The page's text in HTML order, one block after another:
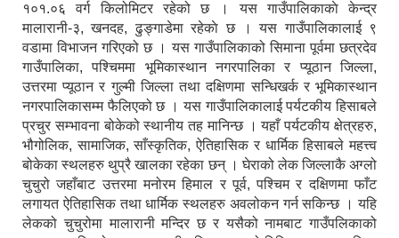
१०१.०६ वर्ग किलोमिटर रहेको छ । यस गाउँपालिकाकाे केन्द्र
मालारानी-३, खनदह, ढुङ्गाडेमा रहेकाे छ । यस गाउँपालिकालाई ९
वडामा विभाजन गरिएको छ । यस गाउँपालिकाको सिमाना पूर्वमा छत्रदेव
गाउँपालिका, पश्चिममा भूमिकास्थान नगरपालिका र प्यूठान जिल्ला,
उत्तरमा प्यूठान र गुल्मी जिल्ला तथा दक्षिणमा सन्धिखर्क र भूमिकास्थान
नगरपालिकासम्म फैलिएको छ । यस गाउँपालिकालाई पर्यटकीय हिसाबले
प्रचुर सम्भावना बोकेको स्थानीय तह मानिन्छ । यहाँ पर्यटकीय क्षेत्रहरु,
भौगोलिक, सामाजिक, साँस्कृतिक, ऐतिहासिक र धार्मिक हिसाबले महत्त्व
बोकेका स्थलहरु थुप्रै खालका रहेका छन् । घेराको लेक जिल्लाकै अग्लो
चुचुरो जहाँबाट उत्तरमा मनोरम हिमाल र पूर्व, पश्चिम र दक्षिणमा फाँट
लगायत ऐतिहासिक तथा धार्मिक स्थलहरु अवलोकन गर्न सकिन्छ । यहि
लेकको चुचुरोमा मालारानी मन्दिर छ र यसैको नामबाट गाउँपलिकाको